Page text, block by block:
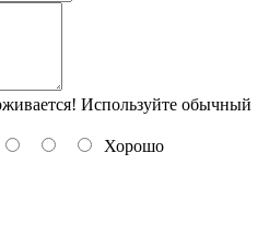
Используйте обычный
Хорошо